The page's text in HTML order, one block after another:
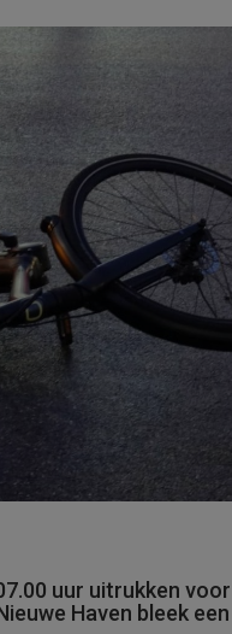
uur uitrukken
Haven bleek